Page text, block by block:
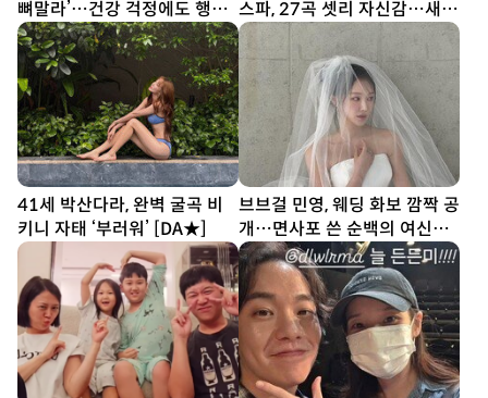
뼈말라’…건강 걱정에도 행사
열일
스파, 27곡 셋리 자신감…새
투어 시작 (종합)[DA현장]
41세 박산다라, 완벽 굴곡 비
키니 자태 ‘부러워’ [DA★]
브브걸 민영, 웨딩 화보 깜짝 공
개…면사포 쓴 순백의 여신
[DA★]